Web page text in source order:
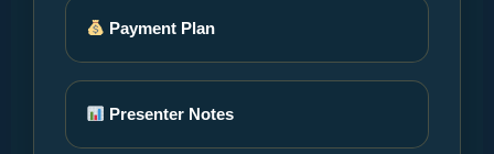
Payment Plan
Presenter Notes